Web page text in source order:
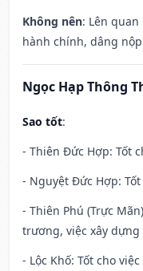
Không nên: Lên
hành chính, dâng
Ngọc Hạp Thông
Sao tốt:
- Thiên Đức Hợp: Tốt
- Nguyệt Đức Hợp:
- Thiên Phú (Trực
trương, việc xây
- Lộc Khố: Tốt cho